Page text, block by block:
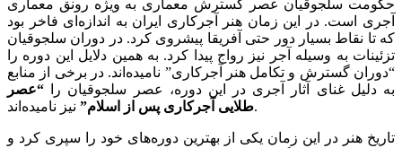
حکومت سلجوقیان عصر گسترش معماری به ویژه رونق معماری
آجری است. در این زمان هنر آجرکاری ایران به اندازه‌ای فاخر بود
که تا نقاط بسیار دور حتی آفریقا پیشروی کرد. در دوران سلجوقیان
تزئینات به وسیله آجر نیز رواج پیدا کرد. به همین دلایل این دوره را
“دوران گسترش و تکامل هنر آجرکاری” نامیده‌اند. در برخی از منابع
به دلیل غنای آثار آجری در این دوره، عصر سلجوقیان را “عصر
طلایی آجرکاری پس از اسلام”نیز نامیده‌اند.
تاریخ هنر در این زمان یکی از بهترین دوره‌های خود را سپری کرد و